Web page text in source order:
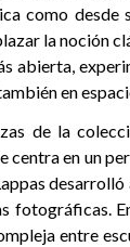
como desde
la noción
abierta,
en
de la
centra en un
fotográficas.
entre